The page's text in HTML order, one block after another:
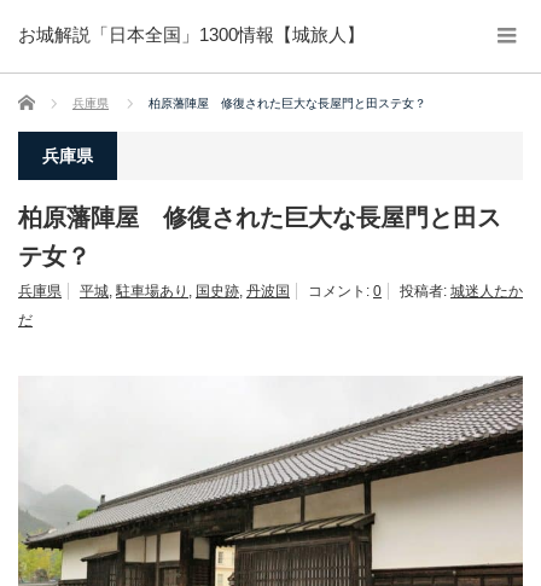
お城解説「日本全国」1300情報【城旅人】
ホーム 兵庫県 柏原藩陣屋 修復された巨大な長屋門と田ステ女？
兵庫県
柏原藩陣屋 修復された巨大な長屋門と田ス
テ女？
兵庫県 平城,駐車場あり , 国史跡, 丹波国 コメント: 0 投稿者: 城迷人たか
だ